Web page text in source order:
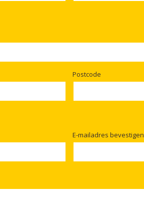
Postcode
E-mailadres bevestigen